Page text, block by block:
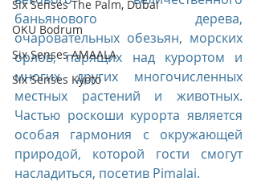
Six Senses The Palm, Dubai
OKU Bodrum
Six Senses AMAALA
Six Senses Kyoto
баньянового дерева,
очаровательных обезьян, морских
орлов, парящих над курортом и
многих других многочисленных
местных растений и животных.
Частью роскоши курорта является
особая гармония с окружающей
природой, которой гости смогут
насладиться, посетив Pimalai.